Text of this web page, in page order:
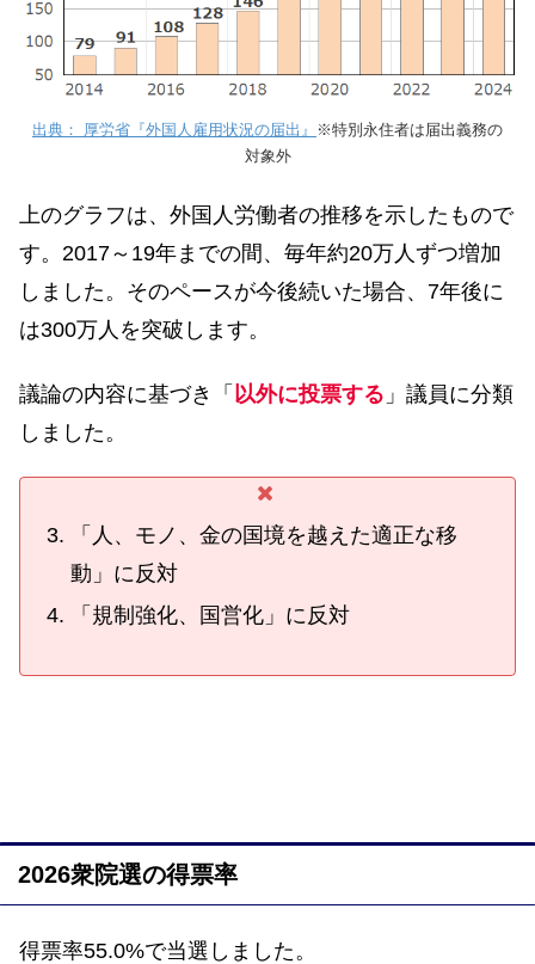
出典： 厚労省『外国人雇用状況の届出』
※特別永住者は届出義務の
対象外
上のグラフは、外国人労働者の推移を示したもので
す。2017～19年までの間、毎年約20万人ずつ増加
しました。そのペースが今後続いた場合、7年後に
は300万人を突破します。
議論の内容に基づき「 以外に投票する 」議員に分類
しました。
「人、モノ、金の国境を越えた適正な移
動」に反対
「規制強化、国営化」に反対
2026衆院選の得票率
得票率55.0%で当選しました。